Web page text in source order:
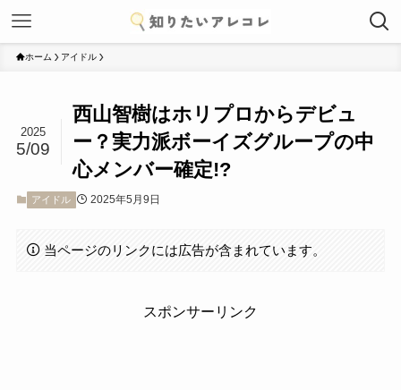
ホーム アイドル
西山智樹はホリプロからデビュ
ー？実力派ボーイズグループの中
心メンバー確定!?
2025
5/09
アイドル 2025年5月9日
当ページのリンクには広告が含まれています。
スポンサーリンク